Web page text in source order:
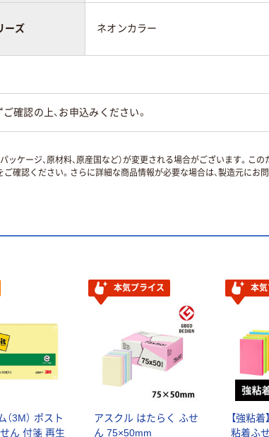
ーズ ネオンカラー
確認の上、お申込みください。
ケージ、原材料、原産国など）が変更される場合がございます。この
認ください。さらに詳細な商品情報が必要な場合は、製造元にお問
（3M） ポスト
ん 付箋 再生
本気プライス
アスクル はたらく ふせ
ん 75×50mm
本
【強粘
粘着ふ